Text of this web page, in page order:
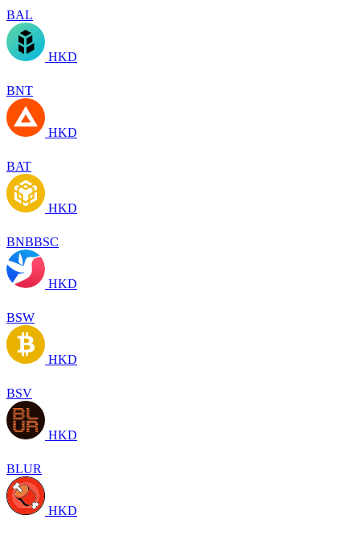
BAL
HKD
BNT
HKD
BAT
HKD
BNBBSC
HKD
BSW
HKD
BSV
HKD
BLUR
HKD